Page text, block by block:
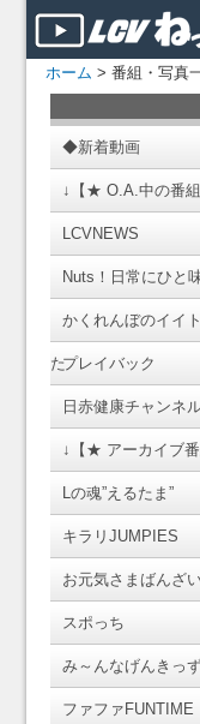
ホーム > 番組・写真
◆新着動画
↓【★ O.A.中の番
LCVNEWS
Nuts！日常にひと
かくれんぼのイイ
たプレイバック
日赤健康チャンネ
↓【★ アーカイブ
Lの魂”えるたま”
キラリJUMPIES
お元気さまばんざ
スポっち
み～んなげんきっず
ファファFUNTIME